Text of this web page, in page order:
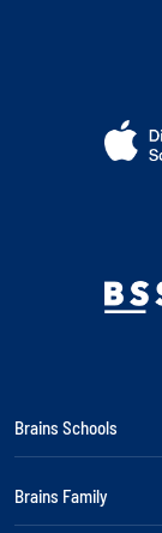
Brains Schools
Brains Family